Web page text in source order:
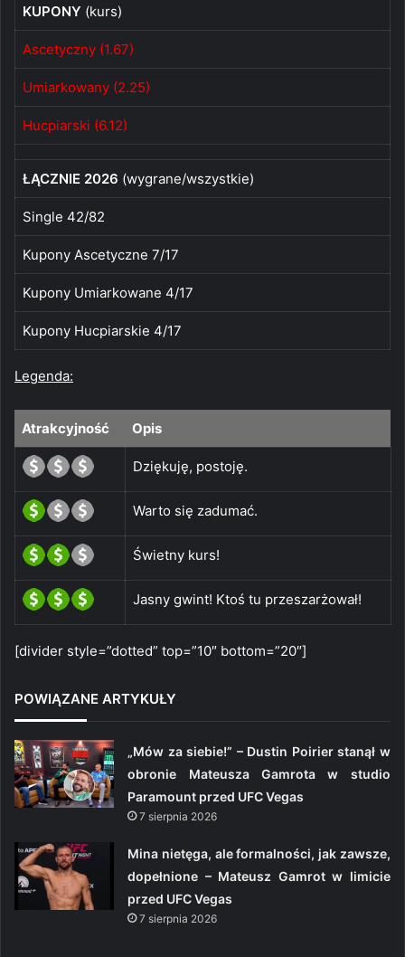
KUPONY (kurs)
Ascetyczny (1.67)
Umiarkowany (2.25)
Hucpiarski (6.12)
ŁĄCZNIE 2026 (wygrane/wszystkie)
Single 42/82
Kupony Ascetyczne 7/17
Kupony Umiarkowane 4/17
Kupony Hucpiarskie 4/17
Legenda:
Atrakcyjność Opis
Dziękuję, postoję.
Warto się zadumać.
Świetny kurs!
Jasny gwint! Ktoś tu przeszarżował!
[divider style=”dotted” top=”10″ bottom=”20″]
POWIĄZANE ARTYKUŁY
„Mów za siebie!” – Dustin Poirier stanął w
obronie Mateusza Gamrota w studio
Paramount przed UFC Vegas
7 sierpnia 2026
Mina nietęga, ale formalności, jak zawsze,
dopełnione – Mateusz Gamrot w limicie
przed UFC Vegas
7 sierpnia 2026